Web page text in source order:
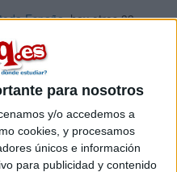
para nosotros
y/o accedemos a
cookies, y procesamos
únicos e información
para publicidad y contenido
España, hay otros 33
sociales y jurídicas.
y Gestión de
Pública)